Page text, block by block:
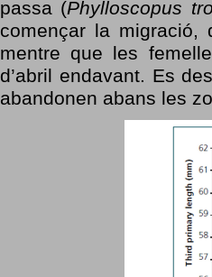
passa (Phylloscopus
començar la migració,
mentre que les
d’abril endavant. Es
abandonen abans les